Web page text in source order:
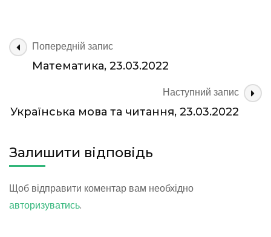
Навігація
по
Попередній запис
Математика, 23.03.2022
Наступний запис
Українська мова та читання, 23.03.2022
Залишити відповідь
Щоб відправити коментар вам необхідно
авторизуватись.